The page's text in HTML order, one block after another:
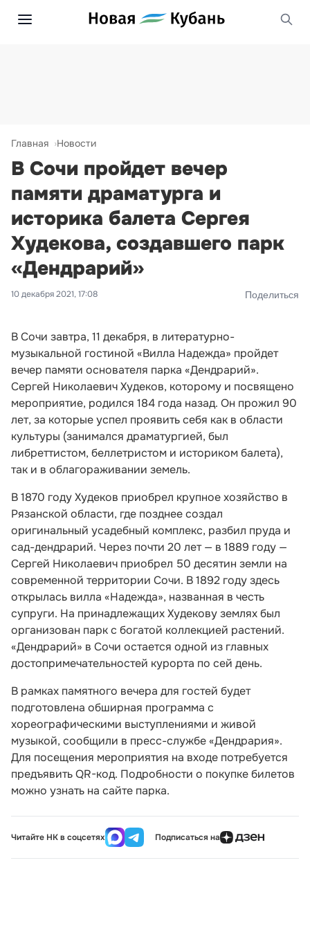
Главная Новости
В Сочи пройдет вечер
памяти драматурга и
историка балета Сергея
Худекова, создавшего парк
«Дендрарий»
10 декабря 2021, 17:08 Поделиться
В Сочи завтра, 11 декабря, в литературно-
музыкальной гостиной «Вилла Надежда» пройдет
вечер памяти основателя парка «Дендрарий».
Сергей Николаевич Худеков, которому и посвящено
мероприятие, родился 184 года назад. Он прожил 90
лет, за которые успел проявить себя как в области
культуры (занимался драматургией, был
либреттистом, беллетристом и историком балета),
так и в облагораживании земель.
В 1870 году Худеков приобрел крупное хозяйство в
Рязанской области, где позднее создал
оригинальный усадебный комплекс, разбил пруда и
сад-дендрарий. Через почти 20 лет — в 1889 году —
Сергей Николаевич приобрел 50 десятин земли на
современной территории Сочи. В 1892 году здесь
открылась вилла «Надежда», названная в честь
супруги. На принадлежащих Худекову землях был
организован парк с богатой коллекцией растений.
«Дендрарий» в Сочи остается одной из главных
достопримечательностей курорта по сей день.
В рамках памятного вечера для гостей будет
подготовлена обширная программа с
хореографическими выступлениями и живой
музыкой, сообщили в пресс-службе «Дендрария».
Для посещения мероприятия на входе потребуется
предъявить QR-код. Подробности о покупке билетов
можно узнать на сайте парка.
Читайте НК в соцсетях Подписаться на